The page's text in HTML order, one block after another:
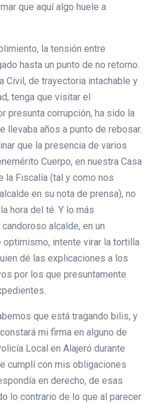
que aquí algo huele a
la tensión entre
hasta un punto de no retorno.
Civil, de trayectoria intachable y
tenga que visitar el
presunta corrupción, ha sido la
llevaba años a punto de rebosar.
que la presencia de varios
Cuerpo, en nuestra Casa
la Fiscalía (tal y como nos
en su nota de prensa), no
hora del té. Y lo más
alcalde, en un
intente virar la tortilla
dé las explicaciones a los
por los que presuntamente
que está tragando bilis, y
mi firma en alguno de
Local en Alajeró durante
cumplí con mis obligaciones
en derecho, de esas
lo contrario de lo que al parecer